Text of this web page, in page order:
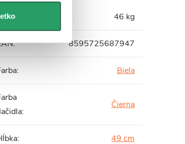
46 kg
: 8595725687947
: Biela
:
Čierna
: 49 cm